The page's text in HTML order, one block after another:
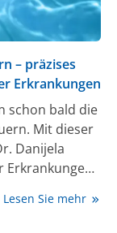
– präzises
Erkrankungen
schon bald die
Mit dieser
Danijela
Erkrankungen
der
Lesen Sie mehr